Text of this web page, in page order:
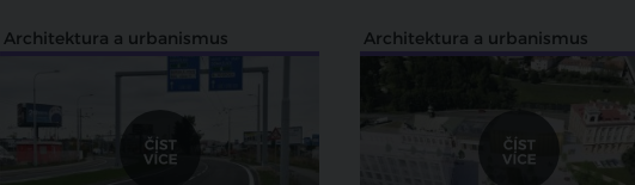
Architektura a urbanismus Architektura a urbanismus